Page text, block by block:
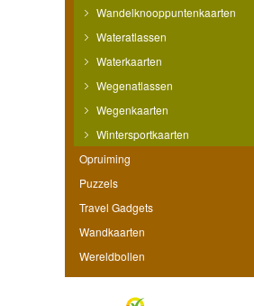
Wandelknooppuntenkaarten
Wateratlassen
Waterkaarten
Wegenatlassen
Wegenkaarten
Wintersportkaarten
Opruiming
Puzzels
Travel Gadgets
Wandkaarten
Wereldbollen